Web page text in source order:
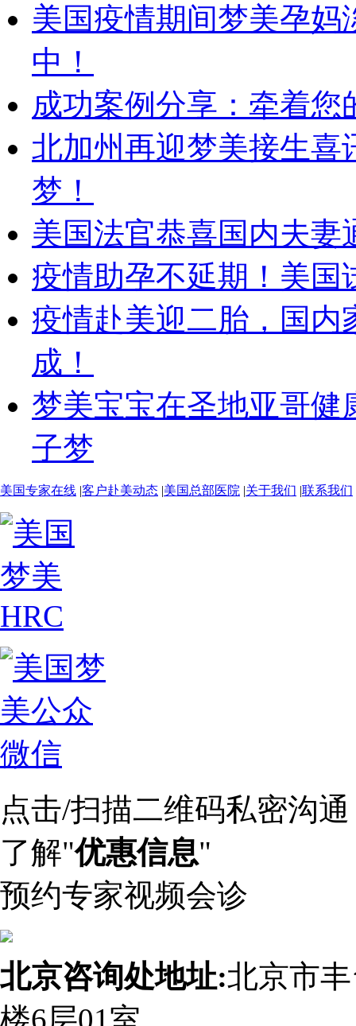
美国疫情期间梦美孕
中！
成功案例分享：牵着您
北加州再迎梦美接生喜
梦！
美国法官恭喜国内夫
疫情助孕不延期！美国
疫情赴美迎二胎，国内
成！
梦美宝宝在圣地亚哥健
子梦
美国专家在线 |客户赴美动态 |美国总部医院 |关于我们 |联系我们
点击/扫描二维码私密沟通
了解"优惠信息"
预约专家视频会诊
北京咨询处地址:北京市
楼6层01室